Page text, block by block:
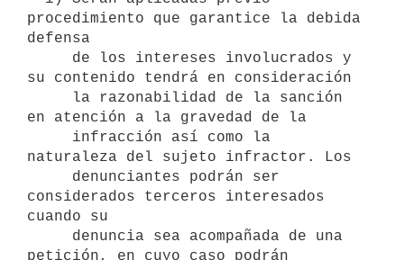
procedimiento que garantice la debida
defensa
su contenido tendrá en consideración
en atención a la gravedad de la
naturaleza del sujeto infractor. Los
considerados terceros interesados
cuando su
petición, en cuyo caso podrán